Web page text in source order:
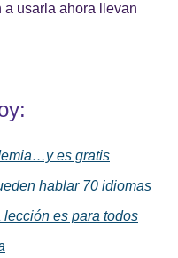
usarla ahora llevan
es gratis
hablar 70 idiomas
lección es para todos